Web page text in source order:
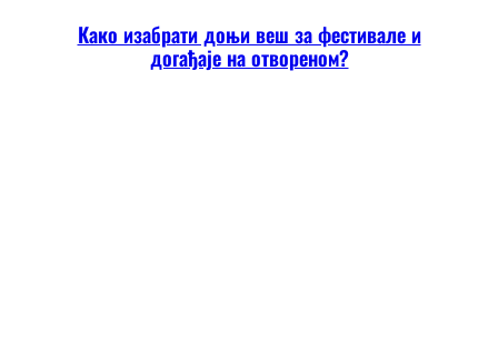
Како изабрати доњи веш за фестивале и
догађаје на отвореном?